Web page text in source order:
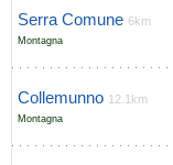
Serra Comune 6km
Montagna
Collemunno 12.1km
Montagna